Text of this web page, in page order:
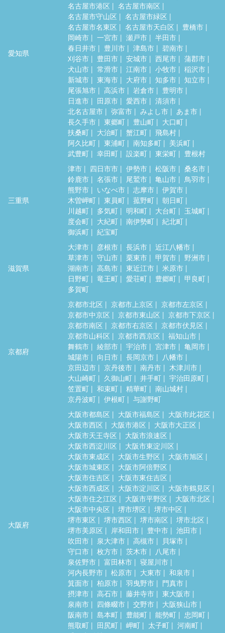
愛知県
名古屋市港区
名古屋市南区
名古屋市守山区
名古屋市緑区
名古屋市名東区
名古屋市天白区
豊橋市
岡崎市
一宮市 瀬戸市
半田市
春日井市
豊川市 津島市
碧南市
刈谷市
豊田市 安城市 西尾市
蒲郡市
犬山市
常滑市 江南市 小牧市
稲沢市
新城市
東海市 大府市 知多市
知立市
尾張旭市
高浜市 岩倉市
豊明市
日進市
田原市 愛西市
清須市
北名古屋市
弥富市 みよし市
あま市
長久手市
東郷町 豊山町
大口町
扶桑町
大治町 蟹江町
飛島村
阿久比町
東浦町 南知多町
美浜町
武豊町
幸田町 設楽町 東栄町 豊根村
三重県
津市 四日市市 伊勢市 松阪市
桑名市
鈴鹿市
名張市 尾鷲市 亀山市
鳥羽市
熊野市
いなべ市 志摩市
伊賀市
木曽岬町
東員町 菰野町
朝日町
川越町
多気町 明和町 大台町
玉城町
度会町
大紀町 南伊勢町
紀北町
御浜町
紀宝町
滋賀県
大津市 彦根市 長浜市
近江八幡市
草津市
守山市 栗東市 甲賀市
野洲市
湖南市
高島市 東近江市
米原市
日野町
竜王町 愛荘町 豊郷町
甲良町
多賀町
京都府
京都市北区 京都市上京区
京都市左京区
京都市中京区
京都市東山区
京都市下京区
京都市南区
京都市右京区
京都市伏見区
京都市山科区
京都市西京区
福知山市
舞鶴市
綾部市 宇治市 宮津市
亀岡市
城陽市
向日市 長岡京市
八幡市
京田辺市
京丹後市 南丹市
木津川市
大山崎町
久御山町 井手町
宇治田原町
笠置町
和束町 精華町
南山城村
京丹波町
伊根町 与謝野町
大阪府
大阪市都島区 大阪市福島区
大阪市此花区
大阪市西区
大阪市港区
大阪市大正区
大阪市天王寺区
大阪市浪速区
大阪市西淀川区
大阪市東淀川区
大阪市東成区
大阪市生野区
大阪市旭区
大阪市城東区
大阪市阿倍野区
大阪市住吉区
大阪市東住吉区
大阪市西成区
大阪市淀川区
大阪市鶴見区
大阪市住之江区
大阪市平野区
大阪市北区
大阪市中央区
堺市堺区
堺市中区
堺市東区
堺市西区 堺市南区
堺市北区
堺市美原区
岸和田市 豊中市
池田市
吹田市
泉大津市 高槻市
貝塚市
守口市
枚方市 茨木市
八尾市
泉佐野市
富田林市
寝屋川市
河内長野市
松原市 大東市
和泉市
箕面市
柏原市 羽曳野市
門真市
摂津市
高石市 藤井寺市
東大阪市
泉南市
四條畷市 交野市
大阪狭山市
阪南市
島本町 豊能町 能勢町
忠岡町
熊取町
田尻町 岬町 太子町
河南町